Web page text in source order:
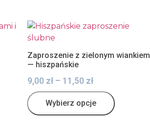
Zaproszenie z zielonym wiankiem
— hiszpańskie
9,00 zł – 11,50 zł
Wybierz opcje